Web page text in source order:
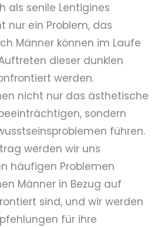
als senile Lentigines
nur ein Problem, das
Männer können im Laufe
dieser dunklen
werden.
nicht nur das ästhetische
sondern
führen.
werden wir uns
häufigen Problemen
Männer in Bezug auf
sind, und wir werden
für ihre